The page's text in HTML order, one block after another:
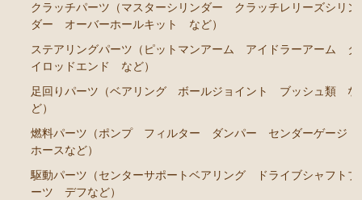
燃料パーツ（ポンプ フィルター ダンパー センダ
駆動パーツ（センターサポートベアリング ドライブ
ラベル
クラウンGS130/G GS131 131H JZS131 133 135 MS135
エンジンパーツ 1UZ-FE
クラッチパーツ（マスターシリンダー クラッチレリーズシリン
ダー オーバーホールキット など）
ステアリングパーツ（ピットマンアーム アイドラーアーム タ
イロッドエンド など）
足回りパーツ（ベアリング ボールジョイント ブッシュ類 な
ど）
燃料パーツ（ポンプ フィルター ダンパー センダーゲージ
ホースなど）
駆動パーツ（センターサポートベアリング ドライブシャフトブ
ーツ デフなど）